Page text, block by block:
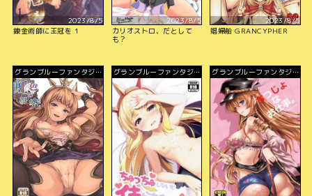
2023/8/5
錬金術師に王冠を 1
2023/8/5
カリオストロ、だとして
も？
2023/8/5
娼婦船 GRANCYPHER
グランブルーファンタジ
ー
グランブルーファンタジ
ー
グランブルーファンタジ